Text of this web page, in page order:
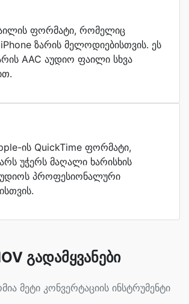
ფორმატი, რომელიც
iPhone ზარის მელოდიებისთვის. ეს
AAC აუდიო ფაილი სხვა
ის QuickTime ფორმატი,
უჭერს მაღალი ხარისხის
პროფესიონალური
გადამყვანები
მეტი კონვერტაციის ინსტრუმენტი